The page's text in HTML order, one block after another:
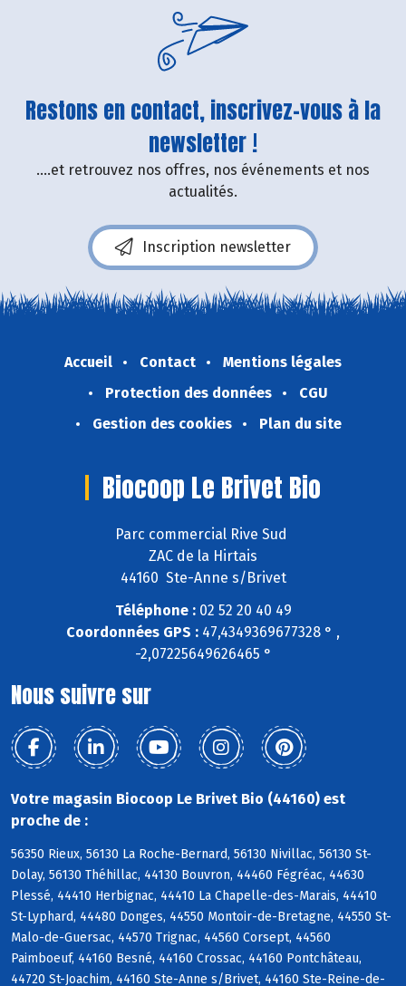
Restons en contact, inscrivez-vous à la
newsletter !
....et retrouvez nos offres, nos événements et nos
actualités.
Inscription newsletter
Accueil Contact
Mentions légales
Protection des données
CGU
Gestion des cookies
Plan du site
Biocoop Le Brivet Bio
Parc commercial Rive Sud
ZAC de la Hirtais
44160 Ste-Anne s/Brivet
Téléphone :02 52 20 40 49
Coordonnées GPS : 47,4349369677328 ° ,
-2,07225649626465 °
Nous suivre sur
Votre magasin Biocoop Le Brivet Bio (44160) est
proche de :
56350 Rieux, 56130 La Roche-Bernard, 56130 Nivillac, 56130 St-
Dolay, 56130 Théhillac, 44130 Bouvron, 44460 Fégréac, 44630
Plessé, 44410 Herbignac, 44410 La Chapelle-des-Marais, 44410
St-Lyphard, 44480 Donges, 44550 Montoir-de-Bretagne, 44550 St-
Malo-de-Guersac, 44570 Trignac, 44560 Corsept, 44560
Paimboeuf, 44160 Besné, 44160 Crossac, 44160 Pontchâteau,
44720 St-Joachim, 44160 Ste-Anne s/Brivet, 44160 Ste-Reine-de-